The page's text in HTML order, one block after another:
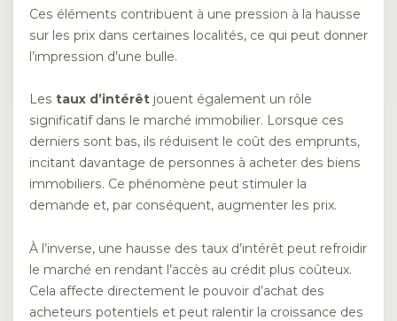
Ces éléments contribuent à une pression à la hausse
sur les prix dans certaines localités, ce qui peut donner
l’impression d’une bulle.
Les taux d’intérêt jouent également un rôle
significatif dans le marché immobilier. Lorsque ces
derniers sont bas, ils réduisent le coût des emprunts,
incitant davantage de personnes à acheter des biens
immobiliers. Ce phénomène peut stimuler la
demande et, par conséquent, augmenter les prix.
À l’inverse, une hausse des taux d’intérêt peut refroidir
le marché en rendant l’accès au crédit plus coûteux.
Cela affecte directement le pouvoir d’achat des
acheteurs potentiels et peut ralentir la croissance des